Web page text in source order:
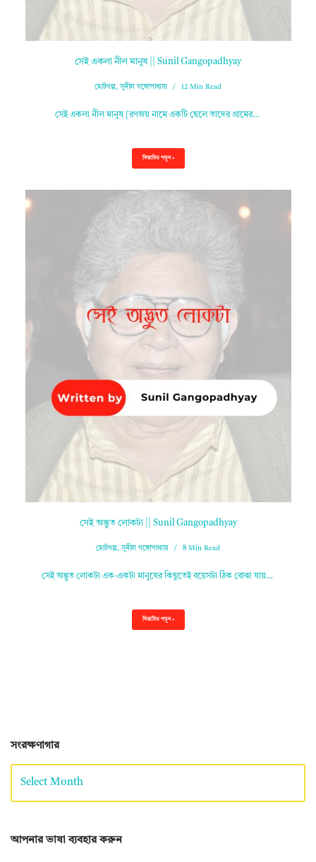
সেই একলা নীল মানুষ || Sunil Gangopadhyay
ছোটগল্প,সুনীল গঙ্গোপাধ্যায় 12 Min Read
সেই একলা নীল মানুষ [রণজয় নামে একটি ছেলে তাদের গ্রামের…
বিস্তারিত পড়ুন »
সেই অদ্ভুত লোকটা || Sunil Gangopadhyay
ছোটগল্প,সুনীল গঙ্গোপাধ্যায় 8 Min Read
সেই অদ্ভুত লোকটা এক-একটা মানুষের কিছুতেই বয়েসটা ঠিক বোঝা যায়…
বিস্তারিত পড়ুন »
সংরক্ষণাগার
আপনার ভাষা ব্যবহার করুন